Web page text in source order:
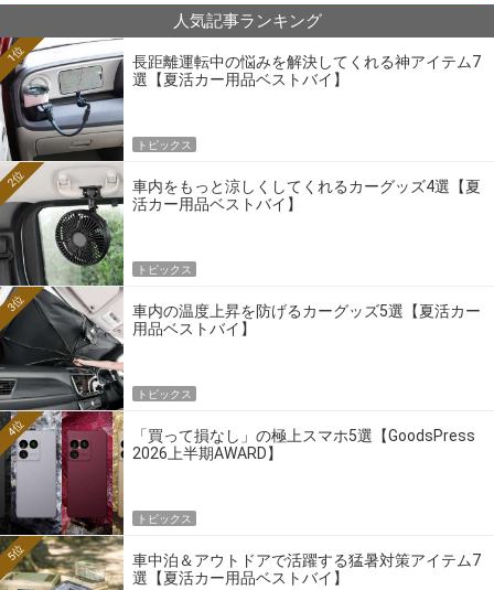
人気記事ランキング
長距離運転中の悩みを解決してくれる神アイテム7
選【夏活カー用品ベストバイ】
1位
トピックス
車内をもっと涼しくしてくれるカーグッズ4選【夏
活カー用品ベストバイ】
2位
トピックス
車内の温度上昇を防げるカーグッズ5選【夏活カー
用品ベストバイ】
3位
トピックス
「買って損なし」の極上スマホ5選【GoodsPress
2026上半期AWARD】
4位
トピックス
車中泊＆アウトドアで活躍する猛暑対策アイテム7
選【夏活カー用品ベストバイ】
5位